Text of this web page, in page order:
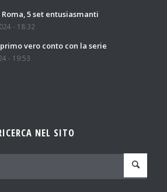
Roma, 5 set entusiasmanti
- 18:32
vero conto con la serie
- 19:53
NEL SITO